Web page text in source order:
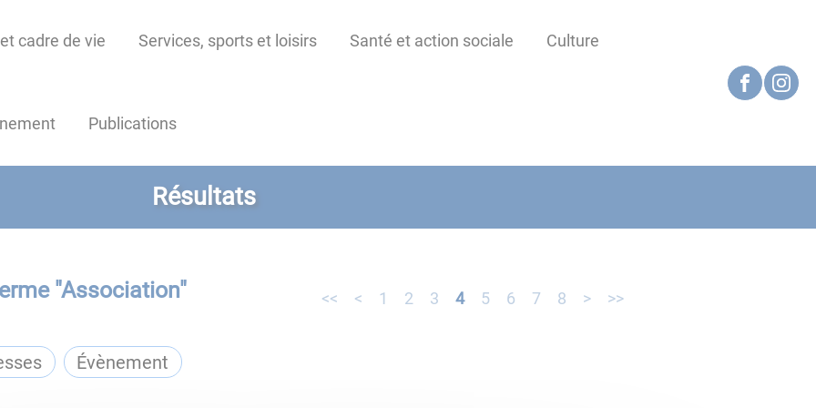
cadre de vie Services, sports et loisirs Santé et action sociale Culture
Publications
Résultats
"Association" << < 1 2 3 4 5 6 7 8 > >>
Évènement